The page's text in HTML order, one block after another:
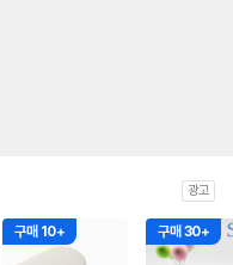
광고
구매 10+ 구매 30+